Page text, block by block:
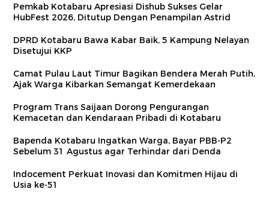
Pemkab Kotabaru Apresiasi Dishub Sukses Gelar
HubFest 2026, Ditutup Dengan Penampilan Astrid
DPRD Kotabaru Bawa Kabar Baik, 5 Kampung Nelayan
Disetujui KKP
Camat Pulau Laut Timur Bagikan Bendera Merah Putih,
Ajak Warga Kibarkan Semangat Kemerdekaan
Program Trans Saijaan Dorong Pengurangan
Kemacetan dan Kendaraan Pribadi di Kotabaru
Bapenda Kotabaru Ingatkan Warga, Bayar PBB-P2
Sebelum 31 Agustus agar Terhindar dari Denda
Indocement Perkuat Inovasi dan Komitmen Hijau di
Usia ke-51